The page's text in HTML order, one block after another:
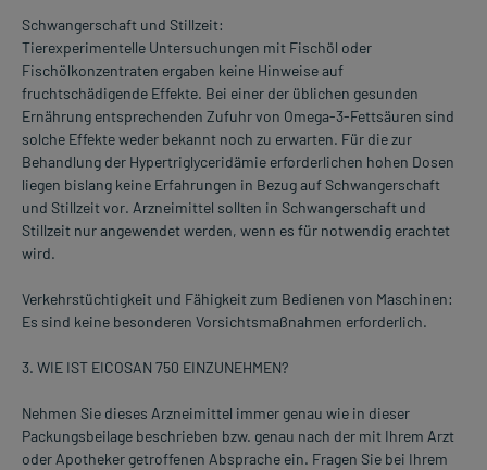
Schwangerschaft und Stillzeit:
Tierexperimentelle Untersuchungen mit Fischöl oder
Fischölkonzentraten ergaben keine Hinweise auf
fruchtschädigende Effekte. Bei einer der üblichen gesunden
Ernährung entsprechenden Zufuhr von Omega-3-Fettsäuren sind
solche Effekte weder bekannt noch zu erwarten. Für die zur
Behandlung der Hypertriglyceridämie erforderlichen hohen Dosen
liegen bislang keine Erfahrungen in Bezug auf Schwangerschaft
und Stillzeit vor. Arzneimittel sollten in Schwangerschaft und
Stillzeit nur angewendet werden, wenn es für notwendig erachtet
wird.
Verkehrstüchtigkeit und Fähigkeit zum Bedienen von Maschinen:
Es sind keine besonderen Vorsichtsmaßnahmen erforderlich.
3. WIE IST EICOSAN 750 EINZUNEHMEN?
Nehmen Sie dieses Arzneimittel immer genau wie in dieser
Packungsbeilage beschrieben bzw. genau nach der mit Ihrem Arzt
oder Apotheker getroffenen Absprache ein. Fragen Sie bei Ihrem